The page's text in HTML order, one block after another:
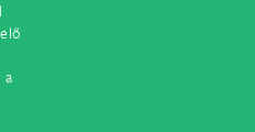
a
hogy az isteni
létezik, és
a hívőtől. Ha most
végeredményben a